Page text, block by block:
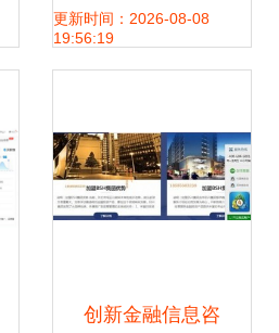
践讲座 金融信息咨
更新时间：2026-08-08
19:56:19
创新金融信息咨